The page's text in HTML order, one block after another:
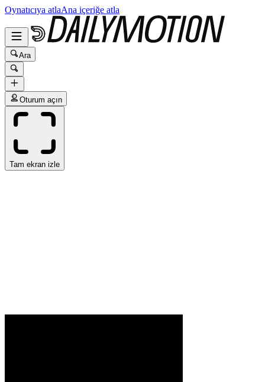
Oynatıcıya atlaAna içeriğe atla
Ara
Oturum açın
Tam ekran izle